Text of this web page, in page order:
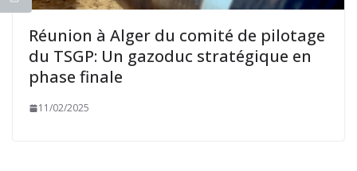
Réunion à Alger du comité de pilotage
du TSGP: Un gazoduc stratégique en
phase finale
11/02/2025